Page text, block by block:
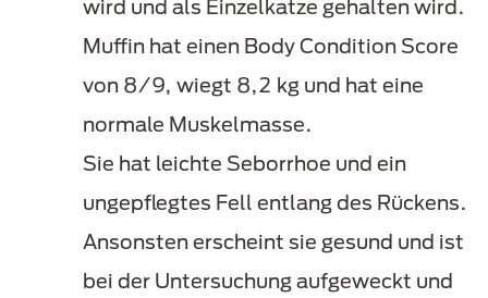
wird und als Einzelkatze gehalten wird.
Muffin hat einen Body Condition Score
von 8/9, wiegt 8,2 kg und hat eine
normale Muskelmasse.
Sie hat leichte Seborrhoe und ein
ungepflegtes Fell entlang des Rückens.
Ansonsten erscheint sie gesund und ist
bei der Untersuchung aufgeweckt und